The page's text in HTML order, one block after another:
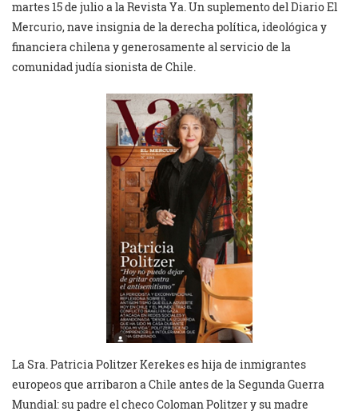
martes 15 de julio a la Revista Ya. Un suplemento del Diario El
Mercurio, nave insignia de la derecha política, ideológica y
financiera chilena y generosamente al servicio de la
comunidad judía sionista de Chile.
La Sra. Patricia Politzer Kerekes es hija de inmigrantes
europeos que arribaron a Chile antes de la Segunda Guerra
Mundial: su padre el checo Coloman Politzer y su madre